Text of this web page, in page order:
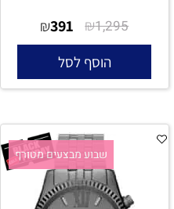
₪1,295
₪391
הוסף לסל
שבוע מבצעים מטורף